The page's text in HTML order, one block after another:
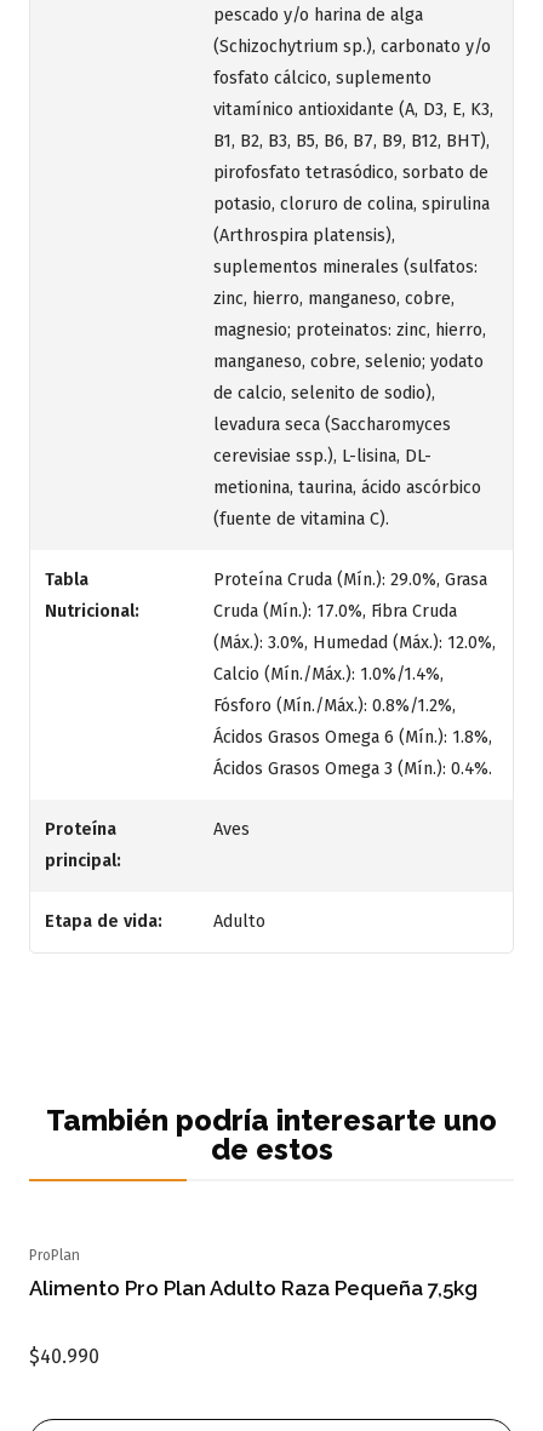
pescado y/o harina de alga
(Schizochytrium sp.), carbonato y/o
fosfato cálcico, suplemento
vitamínico antioxidante (A, D3, E, K3,
B1, B2, B3, B5, B6, B7, B9, B12, BHT),
pirofosfato tetrasódico, sorbato de
potasio, cloruro de colina, spirulina
(Arthrospira platensis),
suplementos minerales (sulfatos:
zinc, hierro, manganeso, cobre,
magnesio; proteinatos: zinc, hierro,
manganeso, cobre, selenio; yodato
de calcio, selenito de sodio),
levadura seca (Saccharomyces
cerevisiae ssp.), L-lisina, DL-
metionina, taurina, ácido ascórbico
(fuente de vitamina C).
Tabla
Nutricional:
Proteína Cruda (Mín.): 29.0%, Grasa
Cruda (Mín.): 17.0%, Fibra Cruda
(Máx.): 3.0%, Humedad (Máx.): 12.0%,
Calcio (Mín./Máx.): 1.0%/1.4%,
Fósforo (Mín./Máx.): 0.8%/1.2%,
Ácidos Grasos Omega 6 (Mín.): 1.8%,
Ácidos Grasos Omega 3 (Mín.): 0.4%.
Proteína
principal:
Aves
Etapa de vida: Adulto
También podría interesarte uno
de estos
ProPlan
Alimento Pro Plan Adulto Raza Pequeña 7,5kg
$40.990